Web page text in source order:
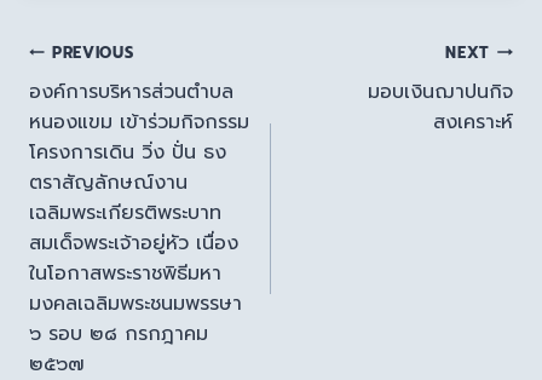
PREVIOUS
องค์การบริหารส่วนตำบล
หนองแขม เข้าร่วมกิจกรรม
โครงการเดิน วิ่ง ปั่น ธง
ตราสัญลักษณ์งาน
เฉลิมพระเกียรติพระบาท
สมเด็จพระเจ้าอยู่หัว เนื่อง
ในโอกาสพระราชพิธีมหา
มงคลเฉลิมพระชนมพรรษา
๖ รอบ ๒๘ กรกฎาคม
๒๕๖๗
NEXT
มอบเงินฌาปนกิจ
สงเคราะห์